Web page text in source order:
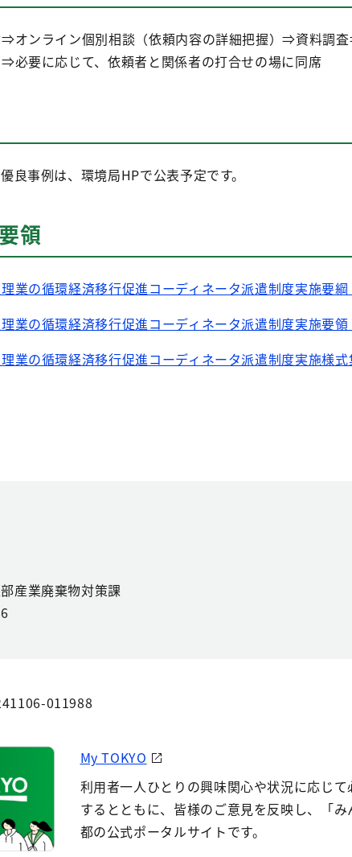
オンライン個別相談（依頼内容の詳細把握）⇒資料調
必要に応じて、依頼者と関係者の打合せの場に同席
良事例は、環境局HPで公表予定です。
領
業の循環経済移行促進コーディネータ派遣制度実施要綱
業の循環経済移行促進コーディネータ派遣制度実施要領
業の循環経済移行促進コーディネータ派遣制度実施様式
産業廃棄物対策課
011988
My TOKYO
利用者一人ひとりの興味関心や状況に応じ
するとともに、皆様のご意見を反映し、「
都の公式ポータルサイトです。